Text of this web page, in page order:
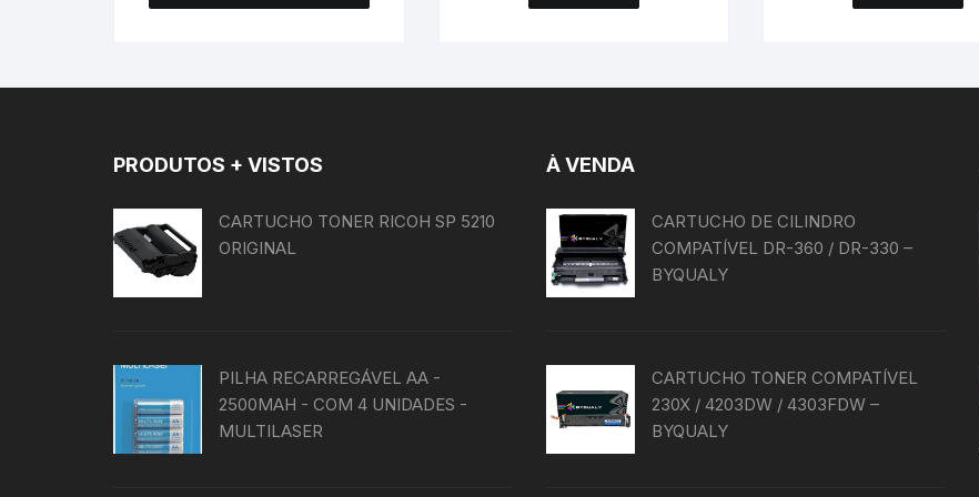
PRODUTOS + VISTOS
CARTUCHO TONER RICOH SP 5210
ORIGINAL
PILHA RECARREGÁVEL AA -
2500MAH - COM 4 UNIDADES -
MULTILASER
À VENDA
CARTUCHO DE CILINDRO
COMPATÍVEL DR-360 / DR-330 –
BYQUALY
CARTUCHO TONER COMPATÍVEL
230X / 4203DW / 4303FDW –
BYQUALY